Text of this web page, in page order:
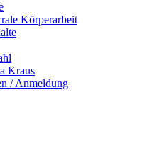
Körperarbeit
Kraus
/ Anmeldung